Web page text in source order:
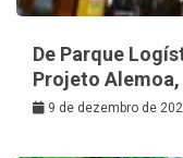
De Parque
Projeto
9 de dezembro de